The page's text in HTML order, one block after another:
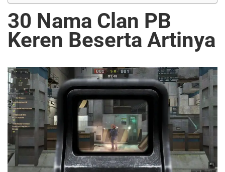
30 Nama Clan PB
Keren Beserta Artinya